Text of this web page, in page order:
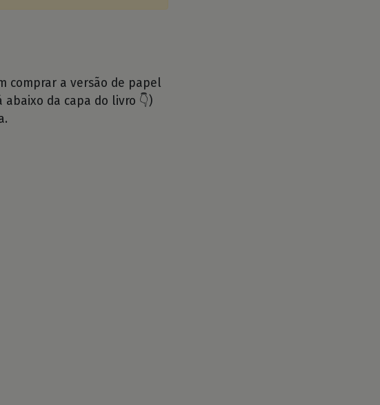
comprar a versão de papel
abaixo da capa do livro 👇)